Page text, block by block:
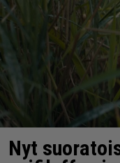
Nyt